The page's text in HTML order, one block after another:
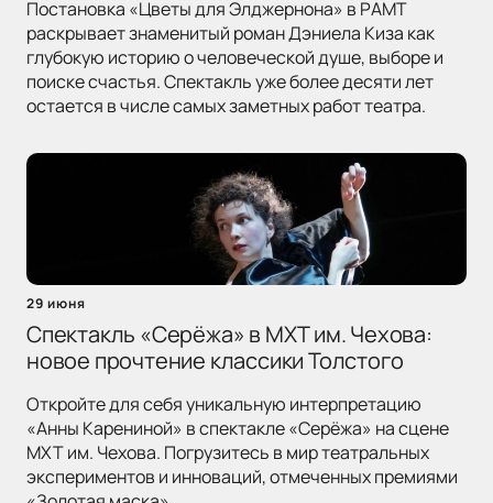
Постановка «Цветы для Элджернона» в РАМТ
раскрывает знаменитый роман Дэниела Киза как
глубокую историю о человеческой душе, выборе и
поиске счастья. Спектакль уже более десяти лет
остается в числе самых заметных работ театра.
29 июня
Спектакль «Серёжа» в МХТ им. Чехова:
новое прочтение классики Толстого
Откройте для себя уникальную интерпретацию
«Анны Карениной» в спектакле «Серёжа» на сцене
МХТ им. Чехова. Погрузитесь в мир театральных
экспериментов и инноваций, отмеченных премиями